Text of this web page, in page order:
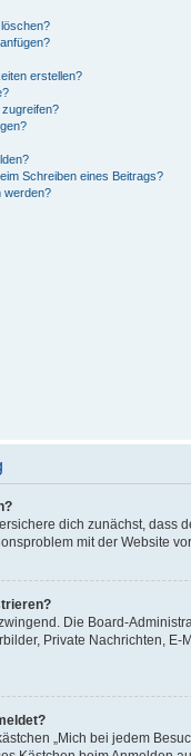
erstellen?
Schreiben eines Beitrags?
werden?
dich zunächst, dass
mit der Website
Die Board-
Private Nachrichten,
„Mich bei jedem